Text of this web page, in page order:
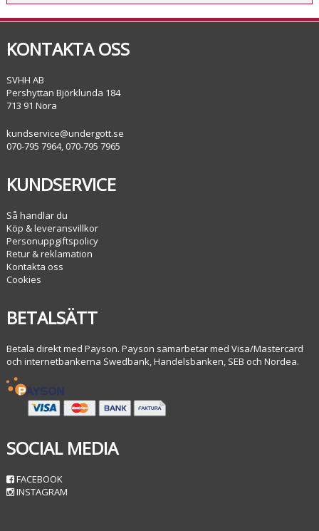
KONTAKTA OSS
SVHH AB
Pershyttan Björklunda 184
713 91 Nora
kundservice@undergott.se
070-795 7964, 070-795 7965
KUNDSERVICE
Så handlar du
Köp & leveransvillkor
Personuppgiftspolicy
Retur & reklamation
Kontakta oss
Cookies
BETALSÄTT
Betala direkt med Payson. Payson samarbetar med Visa/Mastercard
och internetbankerna Swedbank, Handelsbanken, SEB och Nordea.
SOCIAL MEDIA
FACEBOOK
INSTAGRAM